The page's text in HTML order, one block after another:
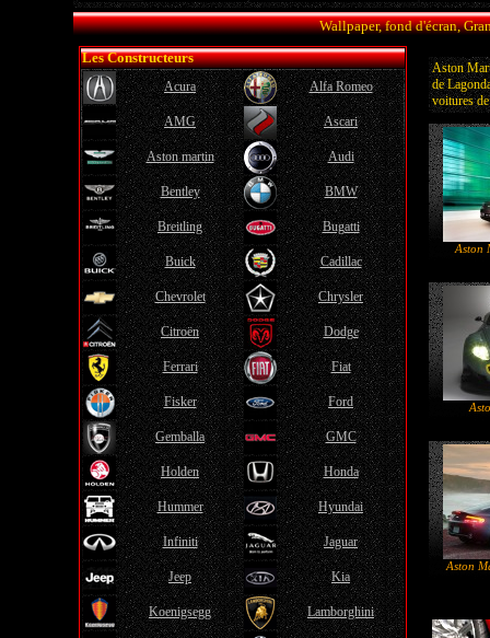
Wallpaper, fond d'écran,
Les Constructeurs
Acura Alfa Romeo
AMG Ascari
Aston martin Audi
Bentley BMW
Breitling Bugatti
Buick Cadillac
Chevrolet Chrysler
Citroën Dodge
Ferrari Fiat
Fisker Ford
Gemballa GMC
Holden Honda
Hummer Hyundai
Infiniti Jaguar
Jeep Kia
Koenigsegg Lamborghini
Aston
de
voitures
Aston
Aston